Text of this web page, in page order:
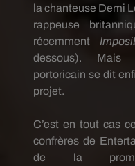
la chanteuse Demi
rappeuse
récemment
dessous).
Mais
portoricain se dit
projet.
C’est en tout cas
confrères de
de la